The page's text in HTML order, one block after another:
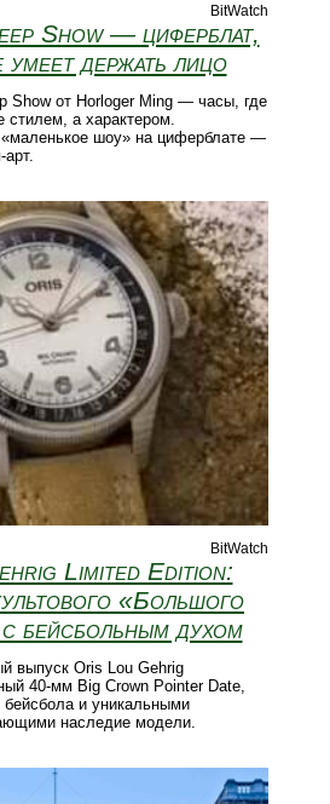
BitWatch
Show — циферблат,
умеет держать лицо
Show от Horloger Ming — часы, где
стилем, а характером.
шоу» на циферблате —
BitWatch
Limited Edition:
«Большого
бейсбольным духом
выпуск Oris Lou Gehrig
40‑мм Big Crown Pointer Date,
и уникальными
наследие модели.